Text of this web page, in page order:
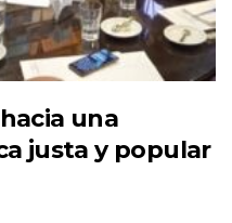
una
justa y popular